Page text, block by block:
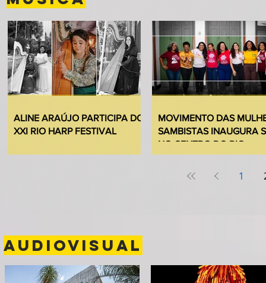
ALINE ARAÚJO PARTICIPA DO
XXI RIO HARP FESTIVAL
MOVIMENTO DAS
SAMBISTAS INAUGURA
NO CENTRO DO RIO
1
AUDIOVISUAL